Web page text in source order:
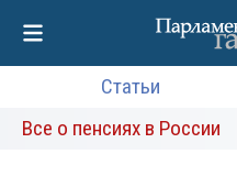
Статьи
Все о пенсиях в России